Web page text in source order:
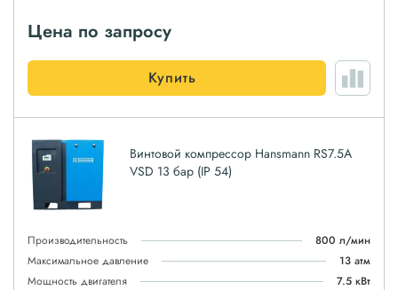
Цена по запросу
Купить
Винтовой компрессор Hansmann RS7.5A
VSD 13 бар (IP 54)
Производительность
800 л/мин
Максимальное давление
13 атм
Мощность двигателя
7.5 кВт